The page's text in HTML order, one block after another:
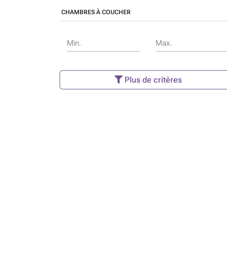
CHAMBRES À COUCHER
Min. Max.
Plus de critères